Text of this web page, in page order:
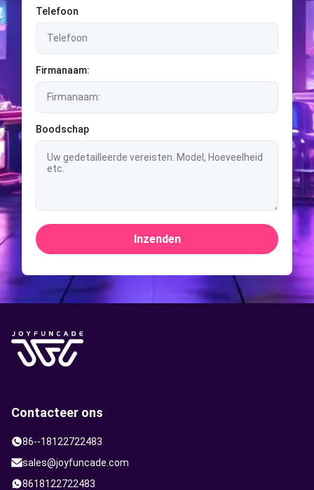
Telefoon
Firmanaam:
Boodschap
Inzenden
Contacteer ons
86--18122722483
sales@joyfuncade.com
8618122722483